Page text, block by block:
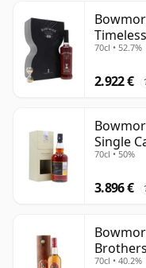
70cl • 52.7%
2.922 €
Single
70cl • 50%
3.896 €
70cl • 40.2%